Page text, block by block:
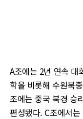
A조에는 2년 연속 대
학을 비롯해 수원북
조에는 중국 북경 승
편성됐다. C조에서